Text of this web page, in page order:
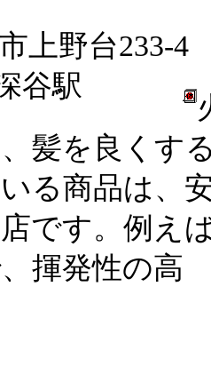
上野台233-4
谷駅
髪を良くす
る商品は、
です。例え
揮発性の高